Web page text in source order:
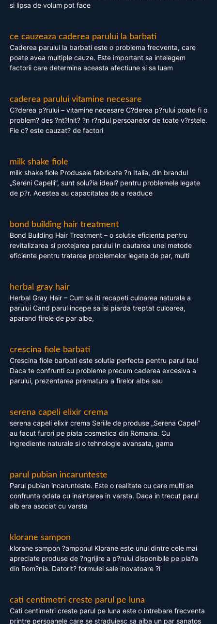
si lipsa de volum pot face
ce cauzeaza caderea parului la barbati
Caderea parului la barbati este o problema frecventa, care
poate avea multiple cauze. Este important sa intelegem
factorii care determina aceasta afectiune si sa luam
caderea parului vitamine necesare
C?derea p?rului – vitamine necesare C?derea p?rului poate fi o
problem? des ?nt?lnit? ?n r?ndul persoanelor de toate v?rstele.
Fie c? este cauzat? de factori
milk shake fiole
milk shake fiole Produsele fabricate ?n Italia, din brandul
„Sereni Capelli”, sunt solu?ia ideal? pentru problemele legate
de p?r. Acestea au capacitatea de a readuce
bond building hair treatment
Bond Building Hair Treatment – o solutie eficienta pentru
revitalizarea si protejarea parului In cautarea unei metode
eficiente pentru tratarea problemelor legate de par, multi
herbal gray hair
Herbal Gray Hair – Cum sa iti recapeti culoarea naturala a
parului Cand parul incepe sa isi piarda treptat culoarea,
aparand firele de par albe,
crescina fiole barbati
Crescina fiole barbati este solutia perfecta pentru parul tau!
Daca te confrunti cu probleme precum caderea excesiva a
parului, prezentarea prematura a firelor albe sau
serena capeli elixir crema
serena capeli elixir crema Seriile de produse „Serena Capeli”
au facut furori pe piata cosmetica din Romania. Cu
ingrediente naturale si o tehnologie avansata, gama
parul pubian incarunteste
Parul pubian incarunteste. Este o realitate cu care multi se
confrunta odata cu inaintarea in varsta. Daca in trecut parul
alb era asociat cu varsta
klorane sampon
klorane sampon ?amponul Klorane este unul dintre cele mai
apreciate produse de ?ngrijire a p?rului disponibile pe pia?a
din Rom?nia. Datorit? formulei sale inovatoare ?i
cati centimetri creste parul pe luna
Cati centimetri creste parul pe luna este o intrebare frecventa
printre persoanele care se straduiesc sa aiba un par sanatos